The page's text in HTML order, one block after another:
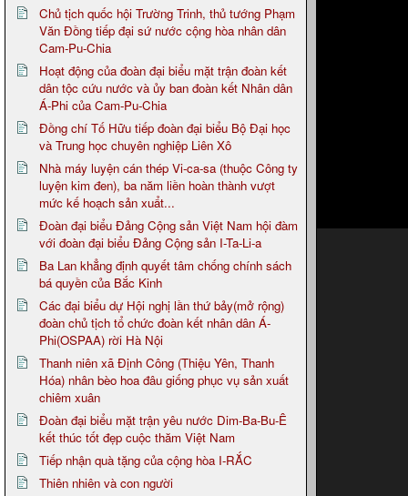
Chủ tịch quốc hội Trường Trinh, thủ tướng Phạm
Văn Đồng tiếp đại sứ nước cộng hòa nhân dân
Cam-Pu-Chia
Hoạt động của đoàn đại biểu mặt trận đoàn kết
dân tộc cứu nước và ủy ban đoàn kết Nhân dân
Á-Phi của Cam-Pu-Chia
Đồng chí Tố Hữu tiếp đoàn đại biểu Bộ Đại học
và Trung học chuyên nghiệp Liên Xô
Nhà máy luyện cán thép Vi-ca-sa (thuộc Công ty
luyện kim đen), ba năm liền hoàn thành vượt
mức kế hoạch sản xuẩt...
Đoàn đại biểu Đảng Cộng sản Việt Nam hội đàm
với đoàn đại biểu Đảng Cộng sản I-Ta-Li-a
Ba Lan khẳng định quyết tâm chống chính sách
bá quyền của Bắc Kinh
Các đại biểu dự Hội nghị lần thứ bảy(mở rộng)
đoàn chủ tịch tổ chức đoàn kết nhân dân Á-
Phi(OSPAA) rời Hà Nội
Thanh niên xã Định Công (Thiệu Yên, Thanh
Hóa) nhân bèo hoa đâu giống phục vụ sản xuất
chiêm xuân
Đoàn đại biểu mặt trận yêu nước Dim-Ba-Bu-Ê
kết thúc tốt đẹp cuộc thăm Việt Nam
Tiếp nhận quà tặng của cộng hòa I-RẮC
Thiên nhiên và con người